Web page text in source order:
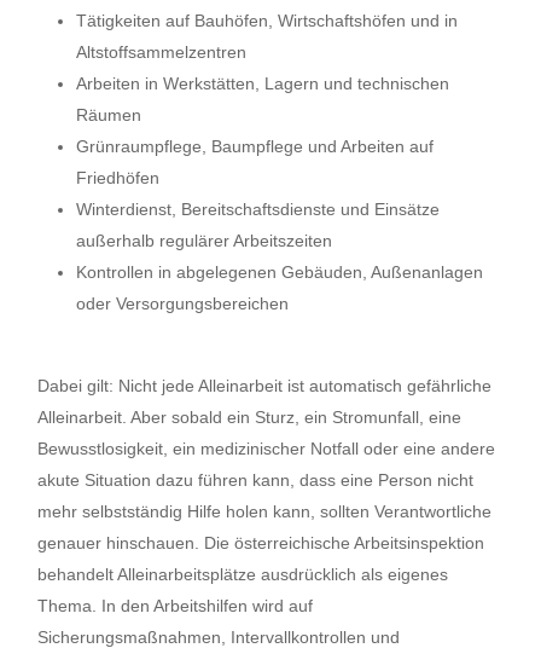
Tätigkeiten auf Bauhöfen, Wirtschaftshöfen und in
Altstoffsammelzentren
Arbeiten in Werkstätten, Lagern und technischen
Räumen
Grünraumpflege, Baumpflege und Arbeiten auf
Friedhöfen
Winterdienst, Bereitschaftsdienste und Einsätze
außerhalb regulärer Arbeitszeiten
Kontrollen in abgelegenen Gebäuden, Außenanlagen
oder Versorgungsbereichen
Dabei gilt: Nicht jede Alleinarbeit ist automatisch gefährliche
Alleinarbeit. Aber sobald ein Sturz, ein Stromunfall, eine
Bewusstlosigkeit, ein medizinischer Notfall oder eine andere
akute Situation dazu führen kann, dass eine Person nicht
mehr selbstständig Hilfe holen kann, sollten Verantwortliche
genauer hinschauen. Die österreichische Arbeitsinspektion
behandelt Alleinarbeitsplätze ausdrücklich als eigenes
Thema. In den Arbeitshilfen wird auf
Sicherungsmaßnahmen, Intervallkontrollen und